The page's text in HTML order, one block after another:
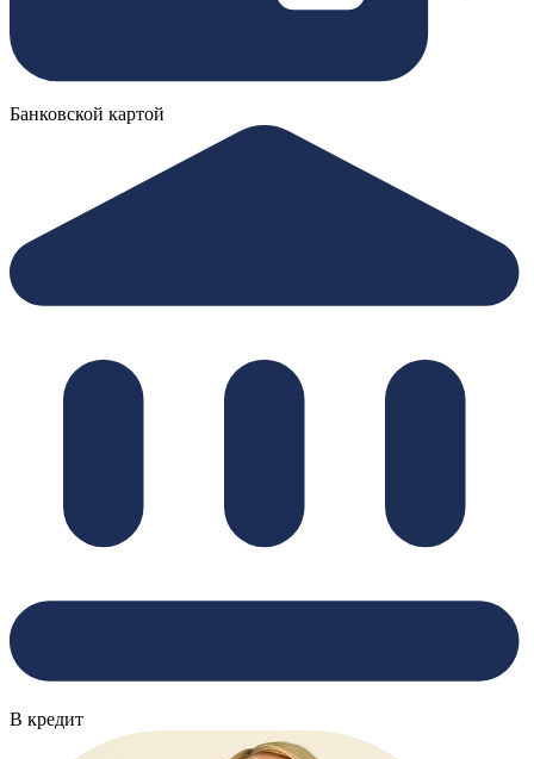
Банковской картой
В кредит